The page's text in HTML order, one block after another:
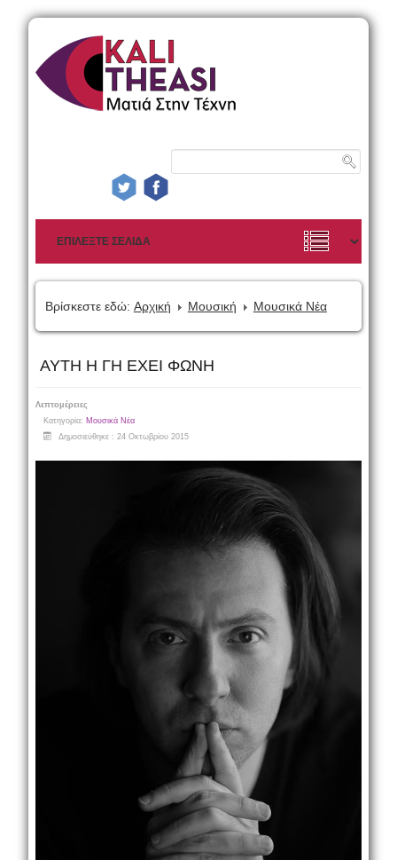
Βρίσκεστε εδώ: Αρχική Μουσική Μουσικά Νέα
ΑΥΤΗ Η ΓΗ ΕΧΕΙ ΦΩΝΗ
Λεπτομέρειες
Κατηγορία: Μουσικά Νέα
Δημοσιεύθηκε : 24 Οκτωβρίου 2015